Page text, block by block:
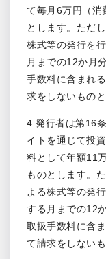
て毎月6万円（消
とします。ただ
株式等の発行を
月までの12か月
手数料に含まれ
求をしないものと
4.発行者は第16
イトを通じて投
料として年額11
ものとします。
よる株式等の発
する月までの12
取扱手数料に含
て請求をしない